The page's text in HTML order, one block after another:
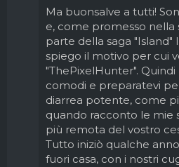
o
Ma buonsalve a tutti!
e, come promesso nella
parte della saga "Island"
spiego il motivo per cui
"ThePixelHunter".
comodi e preparatevi
diarrea potente, come
quando racconto le mie
più remota del vostro
Tutto iniziò qualche
fuori casa, con i nostri